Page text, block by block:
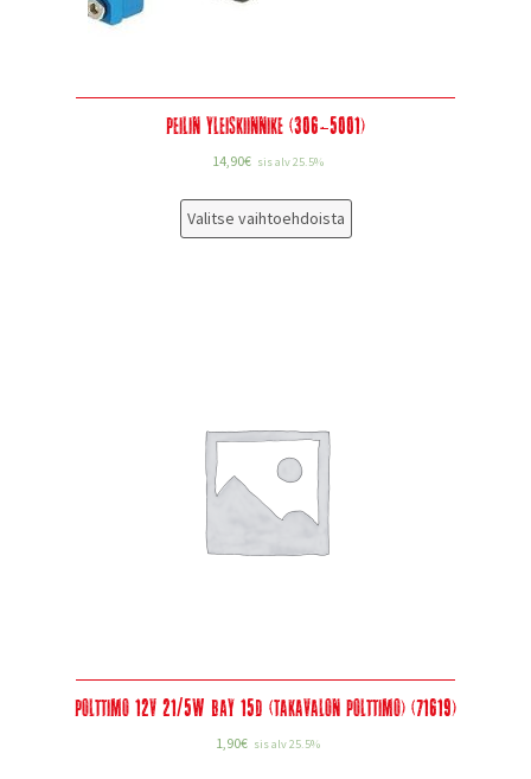
Peilin yleiskiinnike (306-5001)
14,90€ sis alv 25.5%
Valitse vaihtoehdoista
Polttimo 12V 21/5W BAY 15D (takavalon polttimo) (71619)
1,90€ sis alv 25.5%